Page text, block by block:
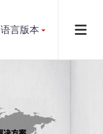
语言版本